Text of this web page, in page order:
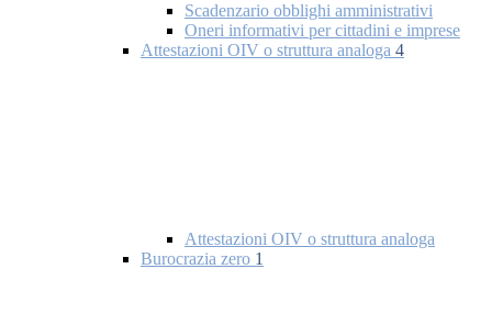
Scadenzario obblighi amministrativi
Oneri informativi per cittadini e imprese
Attestazioni OIV o struttura analoga 4
Attestazioni OIV o struttura analoga
Burocrazia zero 1